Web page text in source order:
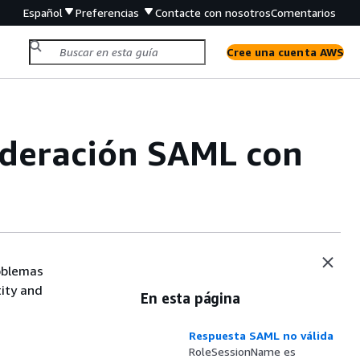
Español Preferencias Contacte con nosotrosComentarios
Cree una cuenta AWS
SAML con
and
En esta página
Respuesta SAML no válida
RoleSessionName es